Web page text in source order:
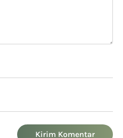
Kirim Komentar